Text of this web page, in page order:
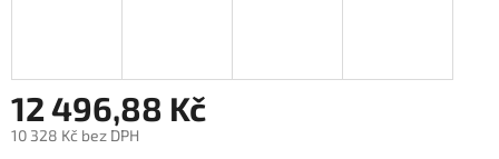
12 496,88 Kč
10 328 Kč bez DPH